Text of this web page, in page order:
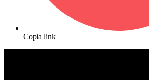
Copia link